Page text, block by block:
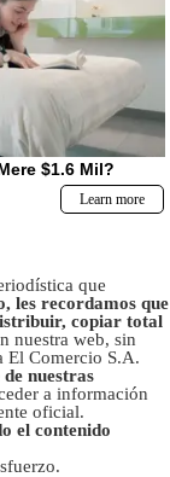
que
les recordamos que
copiar total
nuestra web, sin
El Comercio S.A.
nuestras
a información
oficial.
el contenido